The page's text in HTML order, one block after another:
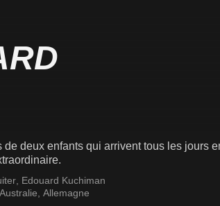
de deux enfants qui arrivent tous les jours
Edouard Kuchiman
Australie Allemagne